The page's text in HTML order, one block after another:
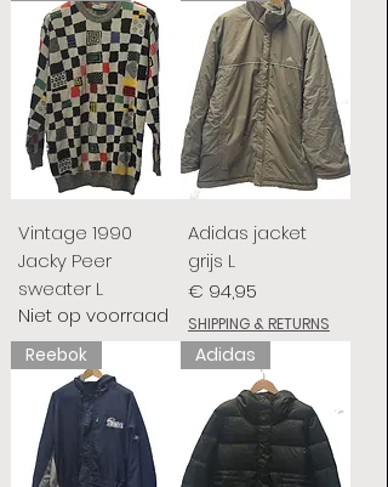
Vintage 1990
Jacky Peer
sweater L
Niet op voorraad
Adidas jacket
grijs L
Prijs
€ 94,95
SHIPPING & RETURNS
Reebok Adidas